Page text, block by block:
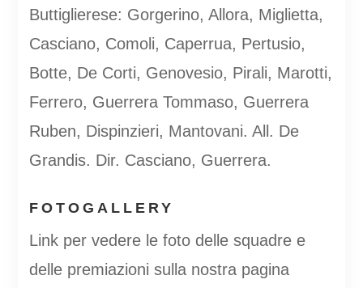
Buttiglierese: Gorgerino, Allora, Miglietta,
Casciano, Comoli, Caperrua, Pertusio,
Botte, De Corti, Genovesio, Pirali, Marotti,
Ferrero, Guerrera Tommaso, Guerrera
Ruben, Dispinzieri, Mantovani. All. De
Grandis. Dir. Casciano, Guerrera.
FOTOGALLERY
Link per vedere le foto delle squadre e
delle premiazioni sulla nostra pagina